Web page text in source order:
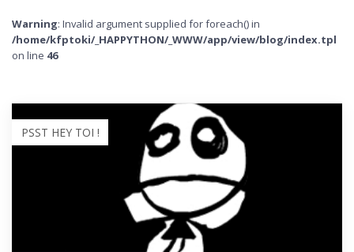
Warning: Invalid argument supplied for foreach() in
/home/kfptoki/_HAPPYTHON/_WWW/app/view/blog/index.tpl
on line 46
PSST HEY TOI !